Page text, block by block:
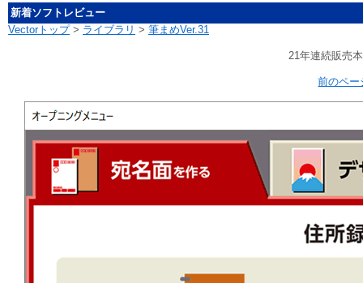
新着ソフトレビュー
Vectorトップ> ライブラリ > 筆まめVer.31
21年連続販売
前のペー